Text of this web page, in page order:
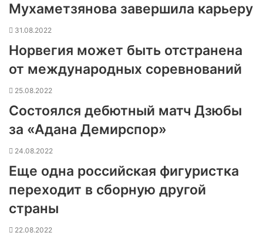
Мухаметзянова завершила карьеру
31.08.2022
Норвегия может быть отстранена
от международных соревнований
25.08.2022
Состоялся дебютный матч Дзюбы
за «Адана Демирспор»
24.08.2022
Еще одна российская фигуристка
переходит в сборную другой
страны
22.08.2022